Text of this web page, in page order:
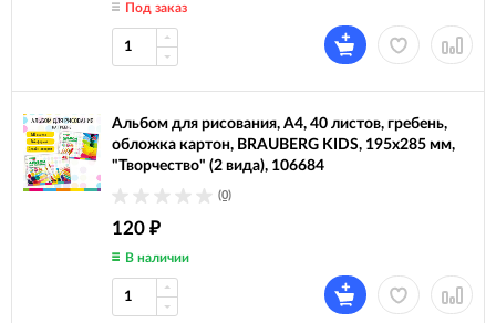
Под заказ
Альбом для рисования, А4, 40 листов, гребень,
обложка картон, BRAUBERG KIDS, 195х285 мм,
"Творчество" (2 вида), 106684
(0)
120 ₽
В наличии